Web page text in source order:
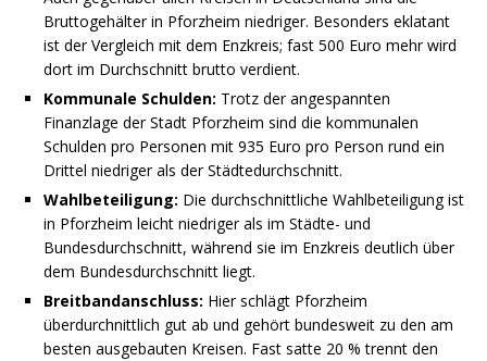
Bruttogehälter in Pforzheim niedriger. Besonders eklatant
ist der Vergleich mit dem Enzkreis; fast 500 Euro mehr wird
dort im Durchschnitt brutto verdient.
Kommunale Schulden: Trotz der angespannten
Finanzlage der Stadt Pforzheim sind die kommunalen
Schulden pro Personen mit 935 Euro pro Person rund ein
Drittel niedriger als der Städtedurchschnitt.
Wahlbeteiligung: Die durchschnittliche Wahlbeteiligung ist
in Pforzheim leicht niedriger als im Städte- und
Bundesdurchschnitt, während sie im Enzkreis deutlich über
dem Bundesdurchschnitt liegt.
Breitbandanschluss: Hier schlägt Pforzheim
überdurchnittlich gut ab und gehört bundesweit zu den am
besten ausgebauten Kreisen. Fast satte 20 % trennt den